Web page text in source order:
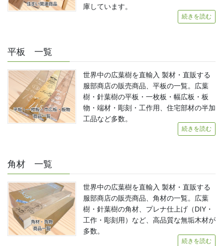
庫しています。
続きを読む
平板 一覧
世界中の広葉樹を直輸入 製材・直販する
服部商店の販売商品、平板の一覧。広葉
樹・針葉樹の平板・一枚板・幅広板・板
物・端材・彫刻・工作用、住宅部材の半加
工品など多数。
続きを読む
角材 一覧
世界中の広葉樹を直輸入 製材・直販する
服部商店の販売商品、角材の一覧。広葉
樹・針葉樹の角材、プレナ仕上げ（DIY・
工作・彫刻用）など、高品質な無垢木材が
多数。
続きを読む